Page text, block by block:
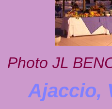
Photo JL
Ajaccio,